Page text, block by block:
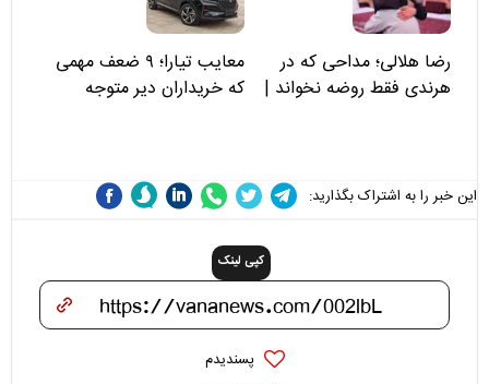
رضا هلالی؛ مداحی که در
هرندی فقط روضه نخواند |
معایب تیارا؛ ۹ ضعف مهمی
که خریداران دیر متوجه
این خبر را به اشتراک بگذارید:
کپی لینک
پسندیدم